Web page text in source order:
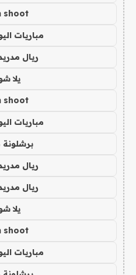
shoot
مباريات
ريال
يلا
shoot
مباريات
برشلونة
ريال
ريال
يلا
shoot
مباريات